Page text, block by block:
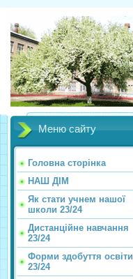
Меню сайту
Головна сторінка
НАШ ДІМ
Як стати учнем нашої
школи 23/24
Дистанційне навчання
23/24
Форми здобуття освіти
23/24